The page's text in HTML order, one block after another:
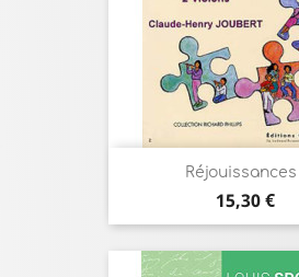
Réjouissances I
Prix
15,30 €